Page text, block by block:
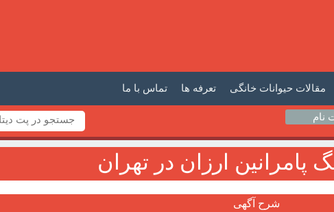
تماس با ما تعرفه ها مقالات حیوانات خانگی
نام
ارزان در تهران
شرح آگهی